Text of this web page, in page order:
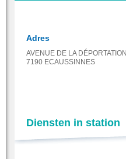
Adres
AVENUE DE LA
7190 ECAUSSINNES
Diensten in station